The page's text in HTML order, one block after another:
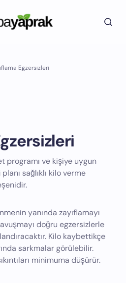
Egzersizleri
programı ve kişiye uygun
planı sağlıklı kilo verme
yanında zayıflamayı
doğru egzersizlerle
Kilo kaybettikçe
sarkmalar görülebilir.
minimuma düşürür.